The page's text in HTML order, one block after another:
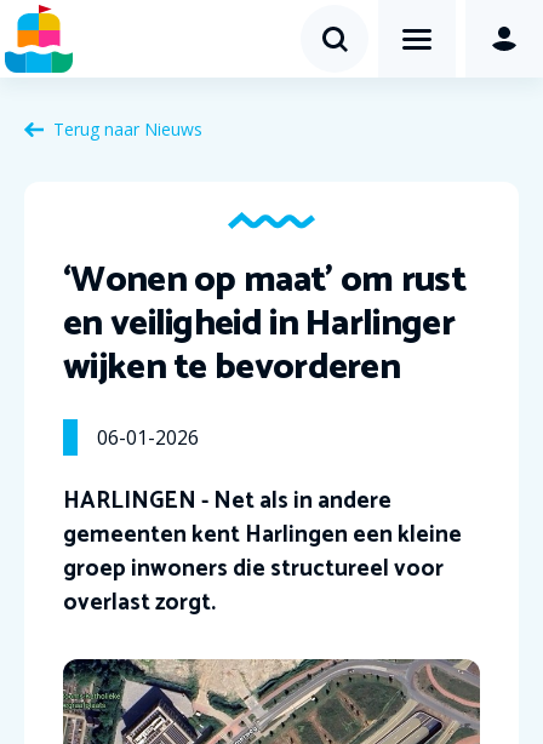
Terug naar Nieuws
‘Wonen op maat’ om rust
en veiligheid in Harlinger
wijken te bevorderen
06-01-2026
HARLINGEN - Net als in andere
gemeenten kent Harlingen een kleine
groep inwoners die structureel voor
overlast zorgt.